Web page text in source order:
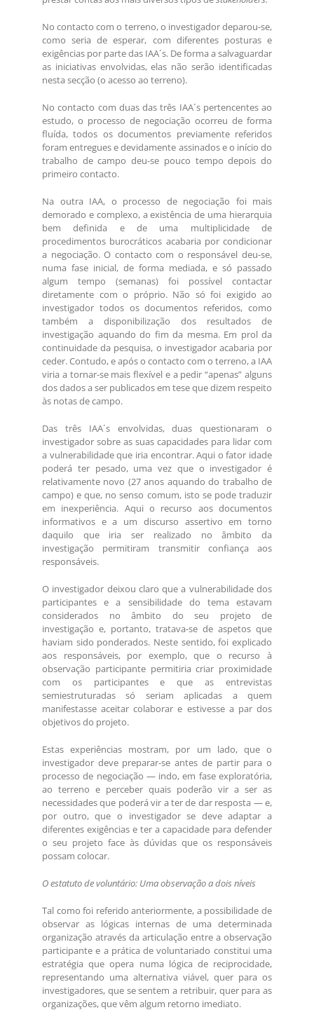
No contacto com o terreno, o investigador deparou-se,
como seria de esperar, com diferentes posturas e
exigências por parte das IAA´s. De forma a salvaguardar
as iniciativas envolvidas, elas não serão identificadas
nesta secção (o acesso ao terreno).
No contacto com duas das três IAA´s pertencentes ao
estudo, o processo de negociação ocorreu de forma
fluída, todos os documentos previamente referidos
foram entregues e devidamente assinados e o início do
trabalho de campo deu-se pouco tempo depois do
primeiro contacto.
Na outra IAA, o processo de negociação foi mais
demorado e complexo, a existência de uma hierarquia
bem definida e de uma multiplicidade de
procedimentos burocráticos acabaria por condicionar
a negociação. O contacto com o responsável deu-se,
numa fase inicial, de forma mediada, e só passado
algum tempo (semanas) foi possível contactar
diretamente com o próprio. Não só foi exigido ao
investigador todos os documentos referidos, como
também a disponibilização dos resultados de
investigação aquando do fim da mesma. Em prol da
continuidade da pesquisa, o investigador acabaria por
ceder. Contudo, e após o contacto com o terreno, a IAA
viria a tornar-se mais flexível e a pedir “apenas” alguns
dos dados a ser publicados em tese que dizem respeito
às notas de campo.
Das três IAA´s envolvidas, duas questionaram o
investigador sobre as suas capacidades para lidar com
a vulnerabilidade que iria encontrar. Aqui o fator idade
poderá ter pesado, uma vez que o investigador é
relativamente novo (27 anos aquando do trabalho de
campo) e que, no senso comum, isto se pode traduzir
em inexperiência. Aqui o recurso aos documentos
informativos e a um discurso assertivo em torno
daquilo que iria ser realizado no âmbito da
investigação permitiram transmitir confiança aos
responsáveis.
O investigador deixou claro que a vulnerabilidade dos
participantes e a sensibilidade do tema estavam
considerados no âmbito do seu projeto de
investigação e, portanto, tratava-se de aspetos que
haviam sido ponderados. Neste sentido, foi explicado
aos responsáveis, por exemplo, que o recurso à
observação participante permitiria criar proximidade
com os participantes e que as entrevistas
semiestruturadas só seriam aplicadas a quem
manifestasse aceitar colaborar e estivesse a par dos
objetivos do projeto.
Estas experiências mostram, por um lado, que o
investigador deve preparar-se antes de partir para o
processo de negociação — indo, em fase exploratória,
ao terreno e perceber quais poderão vir a ser as
necessidades que poderá vir a ter de dar resposta — e,
por outro, que o investigador se deve adaptar a
diferentes exigências e ter a capacidade para defender
o seu projeto face às dúvidas que os responsáveis
possam colocar.
O estatuto de voluntário: Uma observação a dois níveis
Tal como foi referido anteriormente, a possibilidade de
observar as lógicas internas de uma determinada
organização através da articulação entre a observação
participante e a prática de voluntariado constitui uma
estratégia que opera numa lógica de reciprocidade,
representando uma alternativa viável, quer para os
investigadores, que se sentem a retribuir, quer para as
organizações, que vêm algum retorno imediato.